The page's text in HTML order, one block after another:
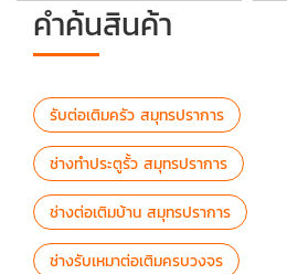
คำค้นสินค้า
รับต่อเติมครัว สมุทรปราการ
ช่างทำประตูรั้ว สมุทรปราการ
ช่างต่อเติมบ้าน สมุทรปราการ
ช่างรับเหมาต่อเติมครบวงจร